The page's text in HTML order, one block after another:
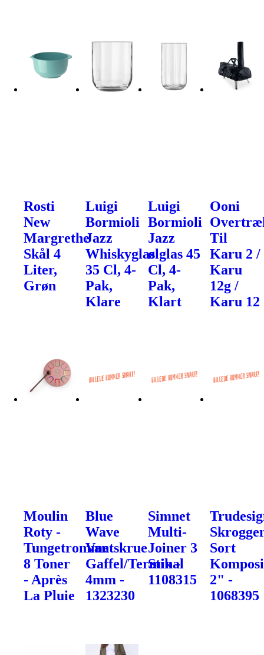
Rosti
New
Margrethe
Skål 4
Liter,
Grøn
Luigi
Bormioli
Jazz
Whiskyglas
35 Cl, 4-
Pak,
Klare
Luigi
Bormioli
Jazz
ølglas 45
Cl, 4-
Pak,
Klart
Ooni
Til
Karu 2 /
Karu
12g /
Karu 12
Moulin
Roty -
Tungetromme
8 Toner
- Après
La Pluie
Blue
Wave
Vantskrue
Gaffel/Terminal
4mm -
1323230
Simnet
Multi-
Joiner 3
Stik -
1108315
Sort
2" -
1068395